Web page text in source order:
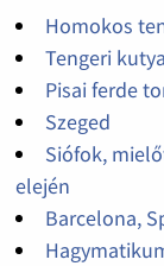
Homokos
Tengeri
Pisai ferde
Szeged
Siófok,
elején
Barcelona,